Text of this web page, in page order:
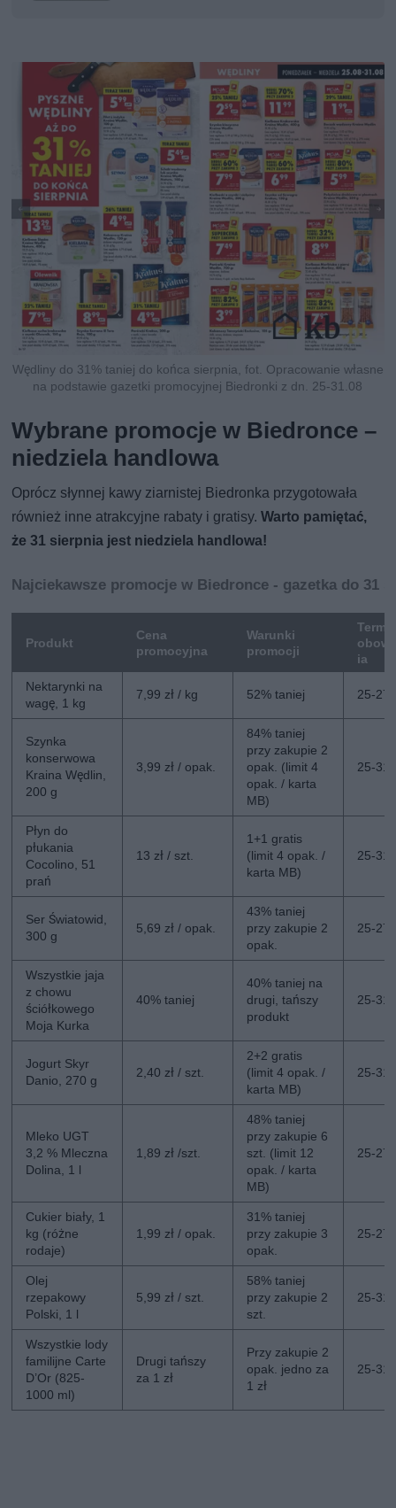
Wędliny do 31% taniej do końca sierpnia, fot. Opracowanie własne
na podstawie gazetki promocyjnej Biedronki z dn. 25-31.08
Wybrane promocje w Biedronce –
niedziela handlowa
Oprócz słynnej kawy ziarnistej Biedronka przygotowała
również inne atrakcyjne rabaty i gratisy.Warto pamiętać,
że 31 sierpnia jest niedziela handlowa!
Najciekawsze promocje w Biedronce - gazetka do 31
Produkt
Cena
promocyjna
Warunki
promocji
ia
Nektarynki na
wagę, 1 kg
7,99 zł / kg 52% taniej 25-
Szynka
konserwowa
Kraina Wędlin,
200 g
3,99 zł / opak.
84% taniej
przy zakupie 2
opak. (limit 4
opak. / karta
MB)
25-
Płyn do
płukania
Cocolino, 51
prań
13 zł / szt.
1+1 gratis
(limit 4 opak. /
karta MB)
25-
Ser Światowid,
300 g
5,69 zł / opak.
43% taniej
przy zakupie 2
opak.
25-
Wszystkie jaja
z chowu
ściółkowego
Moja Kurka
40% taniej
40% taniej na
drugi, tańszy
produkt
25-
Jogurt Skyr
Danio, 270 g
2,40 zł / szt.
2+2 gratis
(limit 4 opak. /
karta MB)
25-
Mleko UGT
3,2 % Mleczna
Dolina, 1 l
1,89 zł /szt.
48% taniej
przy zakupie 6
szt. (limit 12
opak. / karta
MB)
25-
Cukier biały, 1
kg (różne
rodaje)
1,99 zł / opak.
31% taniej
przy zakupie 3
opak.
25-
Olej
rzepakowy
Polski, 1 l
5,99 zł / szt.
58% taniej
przy zakupie 2
szt.
25-
Wszystkie lody
familijne Carte
D’Or (825-
1000 ml)
Drugi tańszy
za 1 zł
Przy zakupie 2
opak. jedno za
1 zł
25-